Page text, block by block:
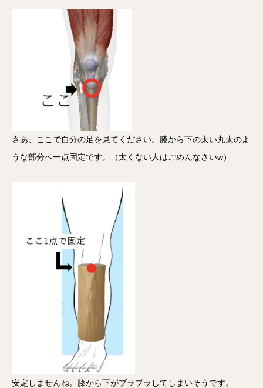
さあ、ここで自分の足を見てください。膝から下の太い丸太のよ
うな部分へ一点固定です。（太くない人はごめんなさいw）
安定しませんね。膝から下がブラブラしてしまいそうです。